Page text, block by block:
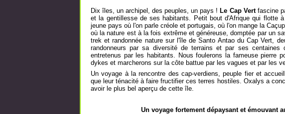
Dix îles, un archipel, des peuples, un pays ! Le Cap Vertfascine
et la gentillesse de ses habitants. Petit bout d'Afrique qui flotte
jeune pays où l'on parle créole et portugais, où l'on mange la
où la nature est à la fois extrême et généreuse, domptée par un
trek et randonnée nature sur l'île de Santo Antao du Cap Vert,
randonneurs par sa diversité de terrains et par ses centaines
entretenus par les habitants. Nous foulerons la fameuse pierre
dykes et marcherons sur la côte battue par les vagues et par les
Un voyage à la rencontre des cap-verdiens, peuple fier et
que leur ténacité à faire fructifier ces terres hostiles. Oxalys a
avoir le plus bel aperçu de cette île.
Un voyage fortement dépaysant et émouvant